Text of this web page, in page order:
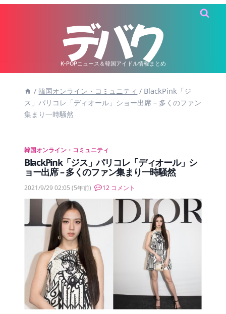
K-POPニュース＆韓国アイドル情報まとめ
/ 韓国オンライン・コミュニティ / BlackPink「ジ
ス」パリコレ「ディオール」ショー出席 – 多くのファン
集まり一時騒然
韓国オンライン・コミュニティ
BlackPink「ジス」パリコレ「ディオール」シ
ョー出席 – 多くのファン集まり一時騒然
2021/9/29 02:05 (5年前) 12 コメント